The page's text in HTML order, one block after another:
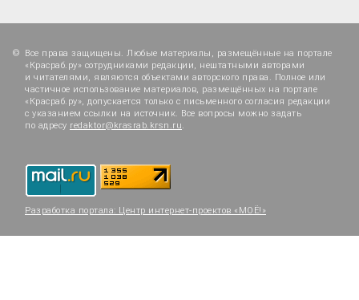
Все права защищены. Любые материалы, размещённые на портале
«Красраб.ру» сотрудниками редакции, нештатными авторами
и читателями, являются объектами авторского права. Полное или
частичное использование материалов, размещённых на портале
«Красраб.ру», допускается только с письменного согласия редакции
с указанием ссылки на источник. Все вопросы можно задать
по адресу redaktor@krasrab.krsn.ru.
Разработка портала: Центр интернет-проектов «МОЁ!»